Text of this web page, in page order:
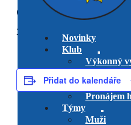
Novinky
Klub
Výkonný
Hlavní
Pronájem
Týmy
Muži
Open 7s žen
21 září, 2025 @ 0:00
Přidat do kalendáře